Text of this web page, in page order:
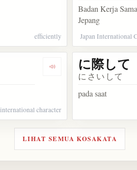
efficiently
Badan Kerja
Jepang
Japan International
Dengarkan kosakata 国際色
international character
に際して
にさいして
pada saat
LIHAT SEMUA KOSAKATA